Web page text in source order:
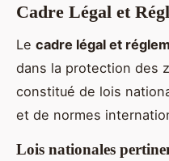
Cadre Légal et
Le cadre légal et
dans la protection des
constitué de lois
et de normes
Lois nationales